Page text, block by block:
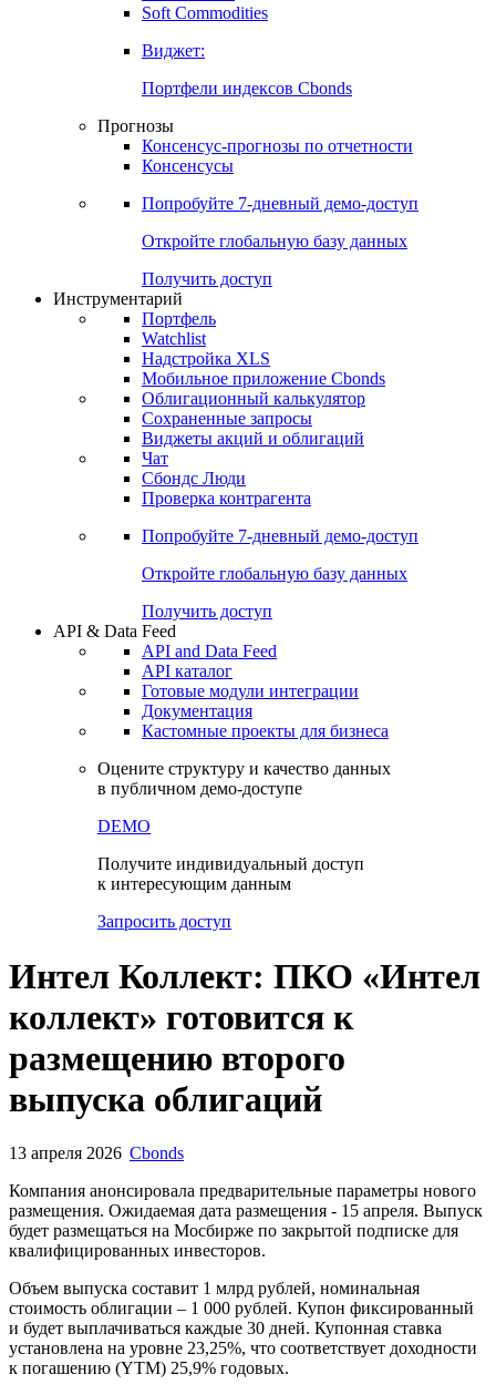
Soft Commodities
Виджет:
Портфели индексов Cbonds
Прогнозы
Консенсус-прогнозы по отчетности
Консенсусы
Попробуйте 7-дневный демо-доступ
Откройте глобальную базу данных
Получить доступ
Инструментарий
Портфель
Watchlist
Надстройка XLS
Мобильное приложение Cbonds
Облигационный калькулятор
Сохраненные запросы
Виджеты акций и облигаций
Чат
Сбондс Люди
Проверка контрагента
Попробуйте 7-дневный демо-доступ
Откройте глобальную базу данных
Получить доступ
API & Data Feed
API and Data Feed
API каталог
Готовые модули интеграции
Документация
Кастомные проекты для бизнеса
Оцените структуру и качество данных
в публичном демо-доступе
DEMO
Получите индивидуальный доступ
к интересующим данным
Запросить доступ
Интел Коллект: ПКО «Интел
коллект» готовится к
размещению второго
выпуска облигаций
13 апреля 2026 Cbonds
Компания анонсировала предварительные параметры нового
размещения. Ожидаемая дата размещения - 15 апреля. Выпуск
будет размещаться на Мосбирже по закрытой подписке для
квалифицированных инвесторов.
Объем выпуска составит 1 млрд рублей, номинальная
стоимость облигации – 1 000 рублей. Купон фиксированный
и будет выплачиваться каждые 30 дней. Купонная ставка
установлена на уровне 23,25%, что соответствует доходности
к погашению (YTM) 25,9% годовых.